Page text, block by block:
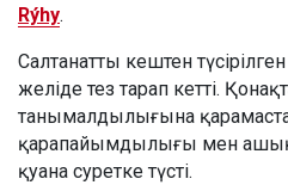
Rýhy.
Салтанатты кештен
желіде тез тарап кетті.
танымалдылығына
қарапайымдылығы мен
қуана суретке түсті.